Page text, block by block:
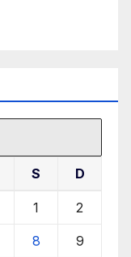
S D
1 2
8 9